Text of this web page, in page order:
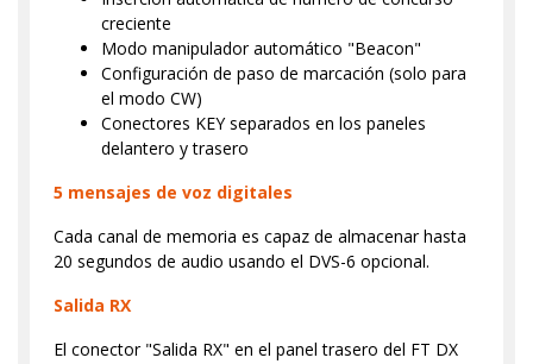
creciente
Modo manipulador automático "Beacon"
Configuración de paso de marcación (solo para
el modo CW)
Conectores KEY separados en los paneles
delantero y trasero
5 mensajes de voz digitales
Cada canal de memoria es capaz de almacenar hasta
20 segundos de audio usando el DVS-6 opcional.
Salida RX
El conector "Salida RX" en el panel trasero del FT DX